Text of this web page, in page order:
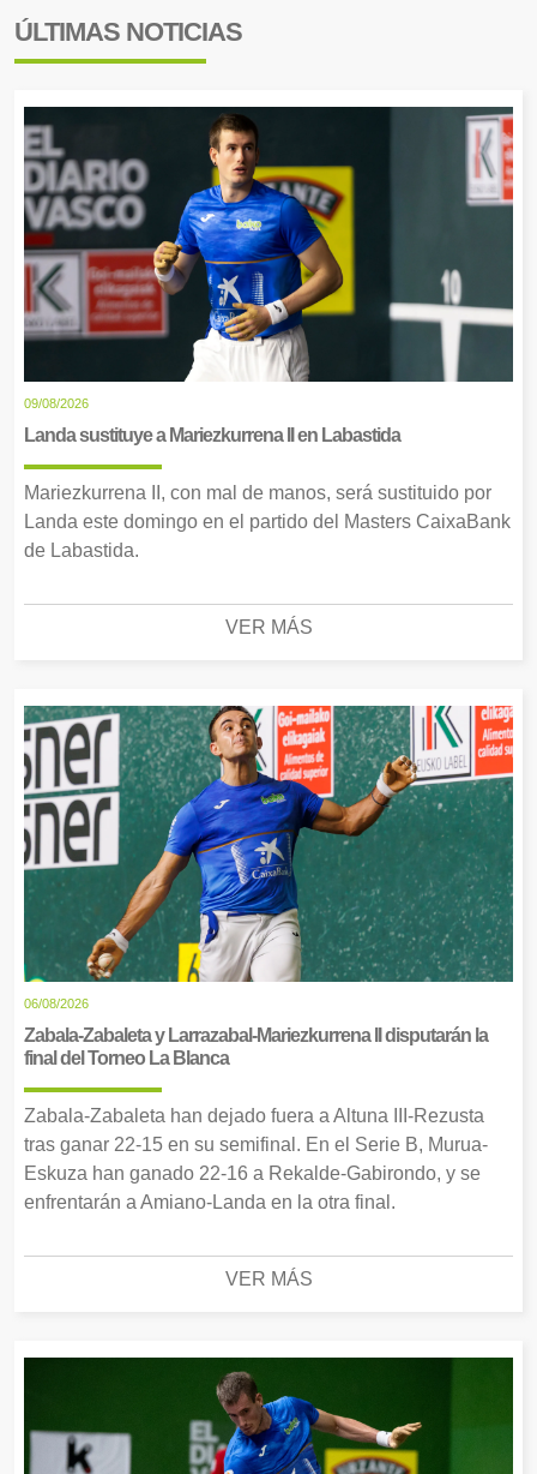
ÚLTIMAS NOTICIAS
09/08/2026
Landa sustituye a Mariezkurrena II en Labastida
Mariezkurrena II, con mal de manos, será sustituido por
Landa este domingo en el partido del Masters CaixaBank
de Labastida.
VER MÁS
06/08/2026
Zabala-Zabaleta y Larrazabal-Mariezkurrena II disputarán la
final del Torneo La Blanca
Zabala-Zabaleta han dejado fuera a Altuna III-Rezusta
tras ganar 22-15 en su semifinal. En el Serie B, Murua-
Eskuza han ganado 22-16 a Rekalde-Gabirondo, y se
enfrentarán a Amiano-Landa en la otra final.
VER MÁS